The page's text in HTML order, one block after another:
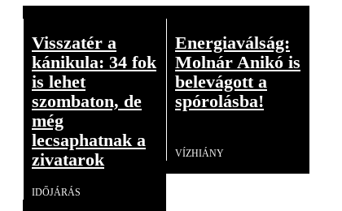
Visszatér a
kánikula: 34 fok
is lehet
szombaton, de
még
lecsaphatnak a
zivatarok
IDŐJÁRÁS
Energiaválság:
Molnár Anikó is
belevágott a
spórolásba!
VÍZHIÁNY